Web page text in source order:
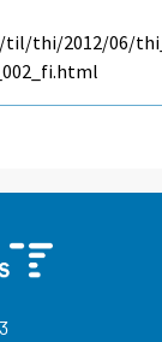
thi/2012/06/